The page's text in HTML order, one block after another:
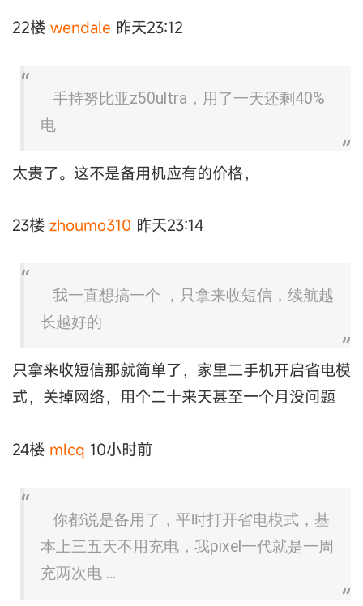
22楼 wendale 昨天23:12
手持努比亚z50ultra，用了一天还剩40%
电
太贵了。这不是备用机应有的价格，
23楼 zhoumo310 昨天23:14
我一直想搞一个 ，只拿来收短信，续航越
长越好的
只拿来收短信那就简单了，家里二手机开启省电模
式，关掉网络，用个二十来天甚至一个月没问题
24楼 mlcq 10小时前
你都说是备用了，平时打开省电模式，基
本上三五天不用充电，我pixel一代就是一周
充两次电 ...